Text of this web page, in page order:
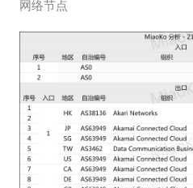
网络节点